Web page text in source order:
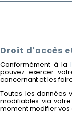
Droit d'accès
Conformément à la
pouvez exercer
concernant et les
Toutes les données
modifiables via
moment modifier vos